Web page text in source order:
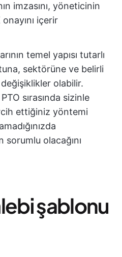
imzasını, yöneticinin
içerir
temel yapısı tutarlı
sektörüne ve belirli
olabilir.
sırasında sizinle
ettiğiniz yöntemi
olacağını
şablonu